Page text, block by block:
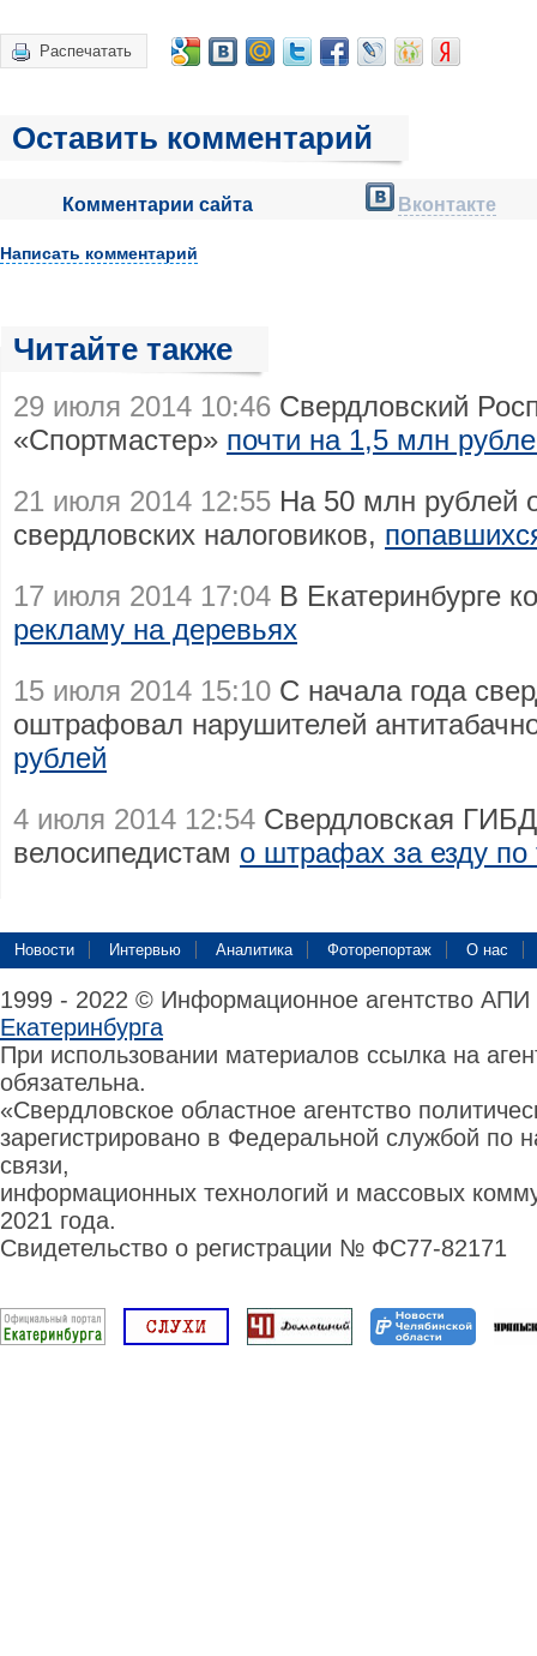
Распечатать
Оставить комментарий
Комментарии сайта Вконтакте
Написать комментарий
Читайте также
29 июля 2014 10:46 Свердловский
«Спортмастер» почти на 1,5 млн
21 июля 2014 12:55 На 50 млн рублей
свердловских налоговиков,
17 июля 2014 17:04 В Екатеринбурге
рекламу на деревьях
15 июля 2014 15:10 С начала года
оштрафовал нарушителей
рублей
4 июля 2014 12:54 Свердловская
велосипедистам о штрафах за езду по
Новости Интервью Аналитика Фоторепортаж О нас
1999 - 2022 © Информационное агентство
Екатеринбурга
При использовании материалов ссылка на
обязательна.
«Свердловское областное агентство
зарегистрировано в Федеральной службой по
связи,
информационных технологий и массовых
2021 года.
Свидетельство о регистрации № ФС77-82171